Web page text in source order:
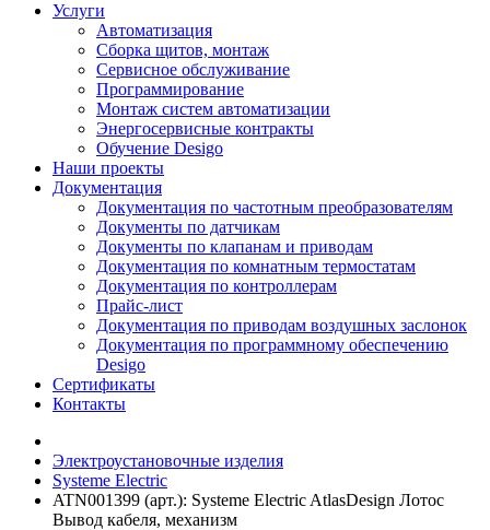
Услуги
Автоматизация
Сборка щитов, монтаж
Сервисное обслуживание
Программирование
Монтаж систем автоматизации
Энергосервисные контракты
Обучение Desigo
Наши проекты
Документация
Документация по частотным преобразователям
Документы по датчикам
Документы по клапанам и приводам
Документация по комнатным термостатам
Документация по контроллерам
Прайс-лист
Документация по приводам воздушных заслонок
Документация по программному обеспечению
Desigo
Сертификаты
Контакты
Электроустановочные изделия
Systeme Electric
ATN001399 (арт.): Systeme Electric AtlasDesign Лотос
Вывод кабеля, механизм